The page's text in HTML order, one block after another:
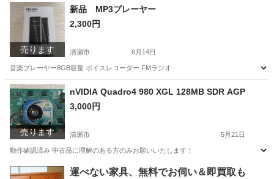
東京 清瀬市 季節、空調家電 ポンプ
売ります
新品 MP3プレーヤー
2,300円
清瀬市 6月14日
音楽プレーヤー8GB容量 ボイスレコーダー FMラジオ
東京 清瀬市
売ります
nVIDIA Quadro4 980 XGL 128MB SDR AGP
3,000円
清瀬市 5月21日
動作確認済み 中古品に理解のある方のみお願いいたします！
東京 清瀬市 PCパーツ SDR
運べない家具、無料でお伺い＆即買取も